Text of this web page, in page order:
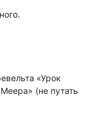
«Урок
(не путать